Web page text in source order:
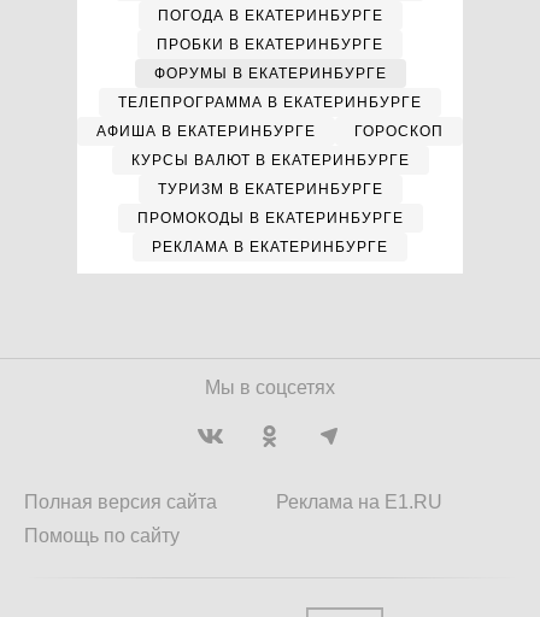
ПОГОДА В ЕКАТЕРИНБУРГЕ
ПРОБКИ В ЕКАТЕРИНБУРГЕ
ФОРУМЫ В ЕКАТЕРИНБУРГЕ
ТЕЛЕПРОГРАММА В ЕКАТЕРИНБУРГЕ
АФИША В ЕКАТЕРИНБУРГЕ
ГОРОСКОП
КУРСЫ ВАЛЮТ В ЕКАТЕРИНБУРГЕ
ТУРИЗМ В ЕКАТЕРИНБУРГЕ
ПРОМОКОДЫ В ЕКАТЕРИНБУРГЕ
РЕКЛАМА В ЕКАТЕРИНБУРГЕ
Мы в соцсетях
Полная версия сайта
Помощь по сайту
Реклама на E1.RU